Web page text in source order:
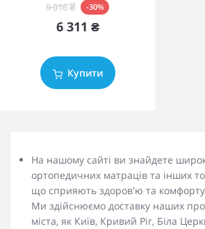
9 016 ₴ -30%
6 311 ₴
Купити
На нашому сайті ви знайдете
ортопедичних матраців та інших
що сприяють здоров'ю та
Ми здійснюємо доставку наших
міста, як Київ, Кривий Ріг, Біла